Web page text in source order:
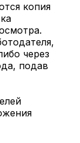
копия
через
подав